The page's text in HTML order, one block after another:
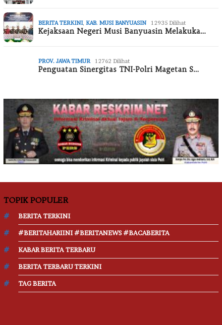
BERITA TERKINI, KAB. MUSI BANYUASIN 12935 Dilihat
Kejaksaan Negeri Musi Banyuasin Melakuka…
PROV. JAWA TIMUR 12762 Dilihat
Penguatan Sinergitas TNI-Polri Magetan S…
TOPIK POPULER
BERITA TERKINI
#BERITAHARIINI #BERITANEWS #BACABERITA
KABAR BERITA TERBARU
BERITA TERBARU TERKINI
TAG BERITA